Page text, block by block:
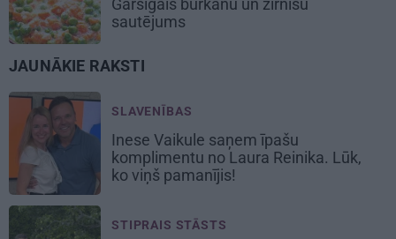
sautējums
JAUNĀKIE RAKSTI
SLAVENĪBAS
Inese Vaikule saņem īpašu
komplimentu no Laura Reinika. Lūk,
ko viņš pamanījis!
STIPRAIS STĀSTS